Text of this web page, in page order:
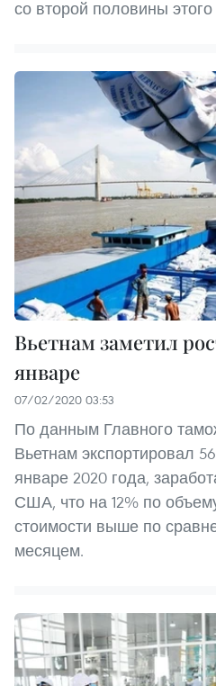
со второй половины этого
Вьетнам заметил
январе
07/02/2020 03:53
По данным Главного
Вьетнам экспортировал
январе 2020 года,
США, что на 12% по
стоимости выше по
месяцем.